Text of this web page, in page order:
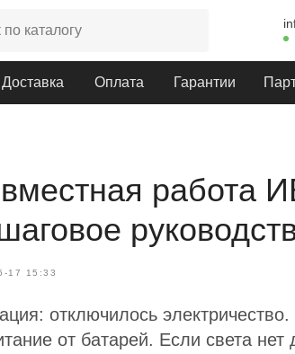
Доставка Оплата Гарантии
работа
17 15:33
отключилось
от батарей. Если света нет